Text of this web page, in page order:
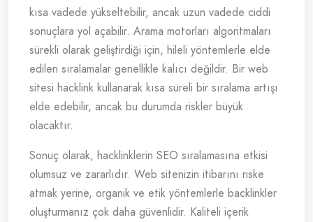
kısa vadede yükseltebilir, ancak uzun vadede ciddi
sonuçlara yol açabilir. Arama motorları algoritmaları
sürekli olarak geliştirdiği için, hileli yöntemlerle elde
edilen sıralamalar genellikle kalıcı değildir. Bir web
sitesi hacklink kullanarak kısa süreli bir sıralama artışı
elde edebilir, ancak bu durumda riskler büyük
olacaktır.
Sonuç olarak, hacklinklerin SEO sıralamasına etkisi
olumsuz ve zararlıdır. Web sitenizin itibarını riske
atmak yerine, organik ve etik yöntemlerle backlinkler
oluşturmanız çok daha güvenlidir. Kaliteli içerik